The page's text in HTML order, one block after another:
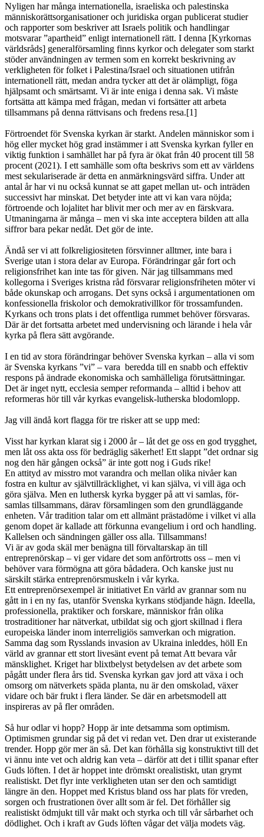
Nyligen har många internationella, israeliska och palestinska
människorättsorganisationer och juridiska organ publicerat studier
och rapporter som beskriver att Israels politik och handlingar
motsvarar ”apartheid” enligt internationell rätt. I denna [Kyrkornas
världsråds] generalförsamling finns kyrkor och delegater som starkt
stöder användningen av termen som en korrekt beskrivning av
verkligheten för folket i Palestina/Israel och situationen utifrån
internationell rätt, medan andra tycker att det är olämpligt, föga
hjälpsamt och smärtsamt. Vi är inte eniga i denna sak. Vi måste
fortsätta att kämpa med frågan, medan vi fortsätter att arbeta
tillsammans på denna rättvisans och fredens resa.[1]
Förtroendet för Svenska kyrkan är starkt. Andelen människor som i
hög eller mycket hög grad instämmer i att Svenska kyrkan fyller en
viktig funktion i samhället har på fyra är ökat från 40 procent till 58
procent (2021). I ett samhälle som ofta beskrivs som ett av världens
mest sekulariserade är detta en anmärkningsvärd siffra. Under att
antal år har vi nu också kunnat se att gapet mellan ut- och inträden
successivt har minskat. Det betyder inte att vi kan vara nöjda;
förtroende och lojalitet har blivit mer och mer av en färskvara.
Utmaningarna är många – men vi ska inte acceptera bilden att alla
siffror bara pekar nedåt. Det gör de inte.
Ändå ser vi att folkreligiositeten försvinner alltmer, inte bara i
Sverige utan i stora delar av Europa. Förändringar går fort och
religionsfrihet kan inte tas för given. När jag tillsammans med
kollegorna i Sveriges kristna råd försvarar religionsfriheten möter vi
både okunskap och arrogans. Det syns också i argumentationen om
konfessionella friskolor och demokrativillkor för trossamfunden.
Kyrkans och trons plats i det offentliga rummet behöver försvaras.
Där är det fortsatta arbetet med undervisning och lärande i hela vår
kyrka på flera sätt avgörande.
I en tid av stora förändringar behöver Svenska kyrkan – alla vi som
är Svenska kyrkans ”vi” – vara beredda till en snabb och effektiv
respons på ändrade ekonomiska och samhälleliga förutsättningar.
Det är inget nytt, ecclesia semper reformanda – alltid i behov att
reformeras hör till vår kyrkas evangelisk-lutherska blodomlopp.
Jag vill ändå kort flagga för tre risker att se upp med:
Visst har kyrkan klarat sig i 2000 år – låt det ge oss en god trygghet,
men låt oss akta oss för bedräglig säkerhet! Ett slappt ”det ordnar sig
nog den här gången också” är inte gott nog i Guds rike!
En attityd av misstro mot varandra och mellan olika nivåer kan
fostra en kultur av självtillräcklighet, vi kan själva, vi vill äga och
göra själva. Men en luthersk kyrka bygger på att vi samlas, för-
samlas tillsammans, därav församlingen som den grundläggande
enheten. Vår tradition talar om ett allmänt prästadöme i vilket vi alla
genom dopet är kallade att förkunna evangelium i ord och handling.
Kallelsen och sändningen gäller oss alla. Tillsammans!
Vi är av goda skäl mer benägna till förvaltarskap än till
entreprenörskap – vi ger vidare det som anförtrotts oss – men vi
behöver vara förmögna att göra bådadera. Och kanske just nu
särskilt stärka entreprenörsmuskeln i vår kyrka.
Ett entreprenörsexempel är initiativet En värld av grannar som nu
gått in i en ny fas, utanför Svenska kyrkans stödjande hägn. Ideella,
professionella, praktiker och forskare, människor från olika
trostraditioner har nätverkat, utbildat sig och gjort skillnad i flera
europeiska länder inom interreligiös samverkan och migration.
Samma dag som Rysslands invasion av Ukraina inleddes, höll En
värld av grannar ett stort livesänt event på temat Att bevara vår
mänsklighet. Kriget har blixtbelyst betydelsen av det arbete som
pågått under flera års tid. Svenska kyrkan gav jord att växa i och
omsorg om nätverkets späda planta, nu är den omskolad, växer
vidare och bär frukt i flera länder. Se där en arbetsmodell att
inspireras av på fler områden.
Så hur odlar vi hopp? Hopp är inte detsamma som optimism.
Optimismen grundar sig på det vi redan vet. Den drar ut existerande
trender. Hopp gör mer än så. Det kan förhålla sig konstruktivt till det
vi ännu inte vet och aldrig kan veta – därför att det i tillit spanar efter
Guds löften. I det är hoppet inte drömskt orealistiskt, utan grymt
realistiskt. Det flyr inte verkligheten utan ser den och samtidigt
längre än den. Hoppet med Kristus bland oss har plats för vreden,
sorgen och frustrationen över allt som är fel. Det förhåller sig
realistiskt ödmjukt till vår makt och styrka och till vår sårbarhet och
dödlighet. Och i kraft av Guds löften vågar det välja modets väg.